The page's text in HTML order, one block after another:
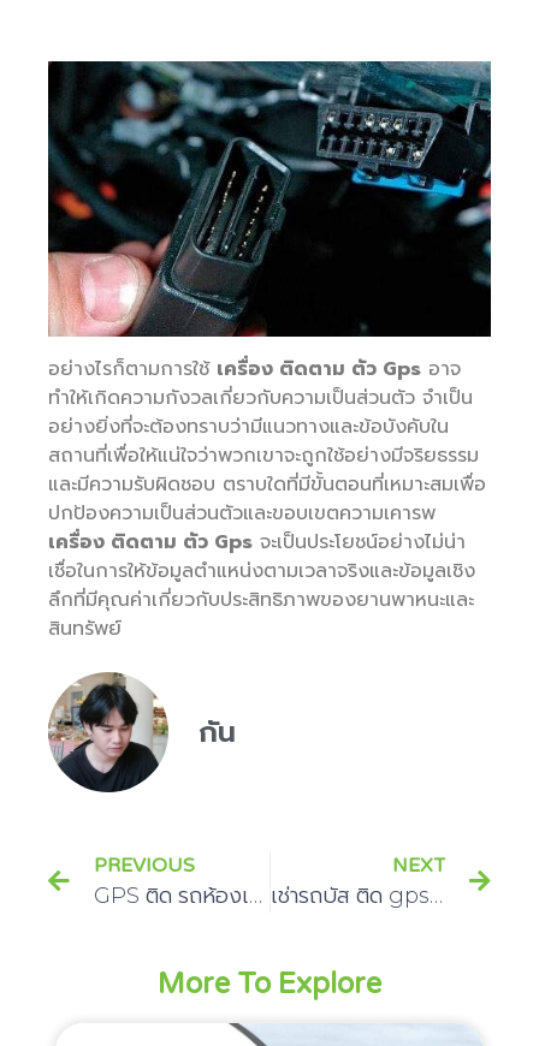
อย่างไรก็ตามการใช้ เครื่อง ติดตาม ตัว Gps อาจ
ทำให้เกิดความกังวลเกี่ยวกับความเป็นส่วนตัว จำเป็น
อย่างยิ่งที่จะต้องทราบว่ามีแนวทางและข้อบังคับใน
สถานที่เพื่อให้แน่ใจว่าพวกเขาจะถูกใช้อย่างมีจริยธรรม
และมีความรับผิดชอบ ตราบใดที่มีขั้นตอนที่เหมาะสมเพื่อ
ปกป้องความเป็นส่วนตัวและขอบเขตความเคารพ
เครื่อง ติดตาม ตัว Gps จะเป็นประโยชน์อย่างไม่น่า
เชื่อในการให้ข้อมูลตำแหน่งตามเวลาจริงและข้อมูลเชิง
ลึกที่มีคุณค่าเกี่ยวกับประสิทธิภาพของยานพาหนะและ
สินทรัพย์
กัน
PREVIOUS
GPS ติด รถห้องเย็นส่งสินค้า ข้ามจังหวัด
NEXT
เช่ารถบัส ติด gps สามารถให้บริการที่ปลอดภัย
More To Explore